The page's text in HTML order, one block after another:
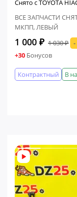
Снято с TOYOTA
ВСЕ ЗАПЧАСТИ
МКПП, ЛЕВЫЙ
1 000 ₽ 1 030 ₽ -
+30 Бонусов
В
Контрактный